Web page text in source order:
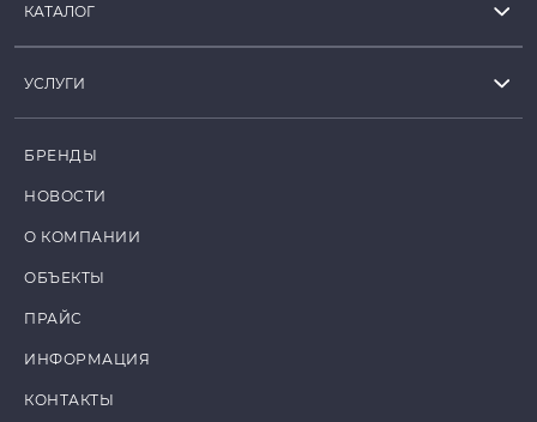
КАТАЛОГ
УСЛУГИ
БРЕНДЫ
НОВОСТИ
О КОМПАНИИ
ОБЪЕКТЫ
ПРАЙС
ИНФОРМАЦИЯ
КОНТАКТЫ